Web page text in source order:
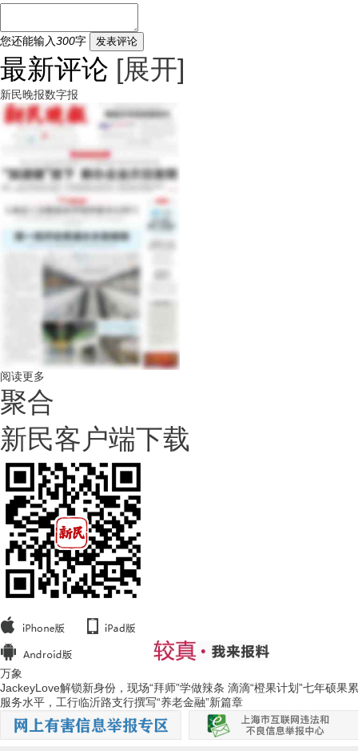
您还能输入300字 发表评论
最新评论 [展开]
新民晚报数字报
阅读更多
聚合
新民客户端下载
万象
JackeyLove解锁新身份，现场“拜师”学做辣条 滴滴“橙果计划”七年硕果
服务水平，工行临沂路支行撰写“养老金融”新篇章